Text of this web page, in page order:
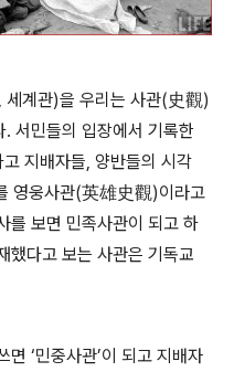
세계관)을 우리는 사관(史觀)
서민들의 입장에서 기록한
지배자들, 양반들의 시각
영웅사관(英雄史觀)이라고
를 보면 민족사관이 되고 하
했다고 보는 사관은 기독교
‘민중사관’이 되고 지배자